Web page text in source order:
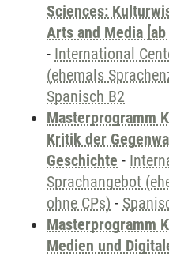
Sciences:
Arts and Media
- International
(ehemals
Spanisch B2
Masterprogramm
Kritik der
Geschichte -
Sprachangebot
ohne CPs) -
Masterprogramm
Medien und